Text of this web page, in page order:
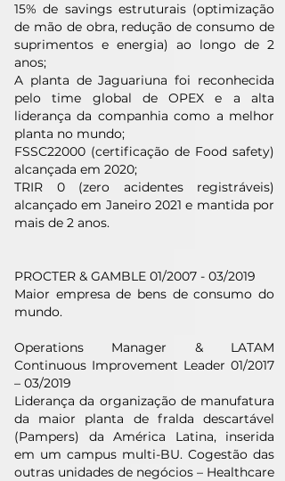
15% de savings estruturais (optimização
de mão de obra, redução de consumo de
suprimentos e energia) ao longo de 2
anos;
A planta de Jaguariuna foi reconhecida
pelo time global de OPEX e a alta
liderança da companhia como a melhor
planta no mundo;
FSSC22000 (certificação de Food safety)
alcançada em 2020;
TRIR 0 (zero acidentes registráveis)
alcançado em Janeiro 2021 e mantida por
mais de 2 anos.
PROCTER & GAMBLE 01/2007 - 03/2019
Maior empresa de bens de consumo do
mundo.
Operations Manager & LATAM
Continuous Improvement Leader 01/2017
– 03/2019
Liderança da organização de manufatura
da maior planta de fralda descartável
(Pampers) da América Latina, inserida
em um campus multi-BU. Cogestão das
outras unidades de negócios – Healthcare